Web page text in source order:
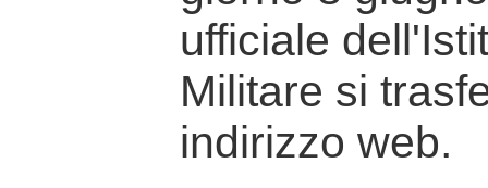
ufficiale
Militare si
indirizzo web.